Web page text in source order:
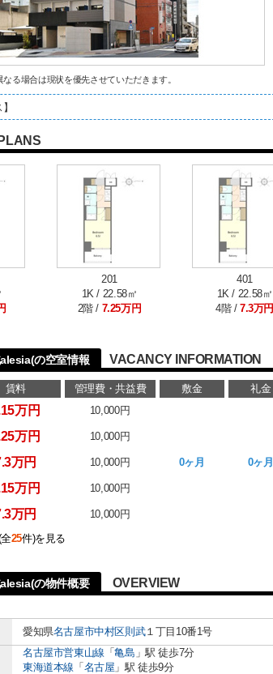
る場合は現状を優先させていただきます。
201
1K / 22.58㎡
2階 / 7.25万円
401
1K / 22.58㎡
4階 / 7.3万円
の空室情報 VACANCY INFORMATION
賃料 管理費・共益費 敷金 礼金
万円 10,000円
万円 10,000円
万円 10,000円 0ヶ月 0ヶ月
万円 10,000円
万円 10,000円
25件)を見る
の物件概要 OVERVIEW
愛知県名古屋市中村区則武１丁目10番1号
名古屋市営東山線 「亀島 」駅 徒歩7分
東海道本線 「 名古屋 」駅 徒歩9分